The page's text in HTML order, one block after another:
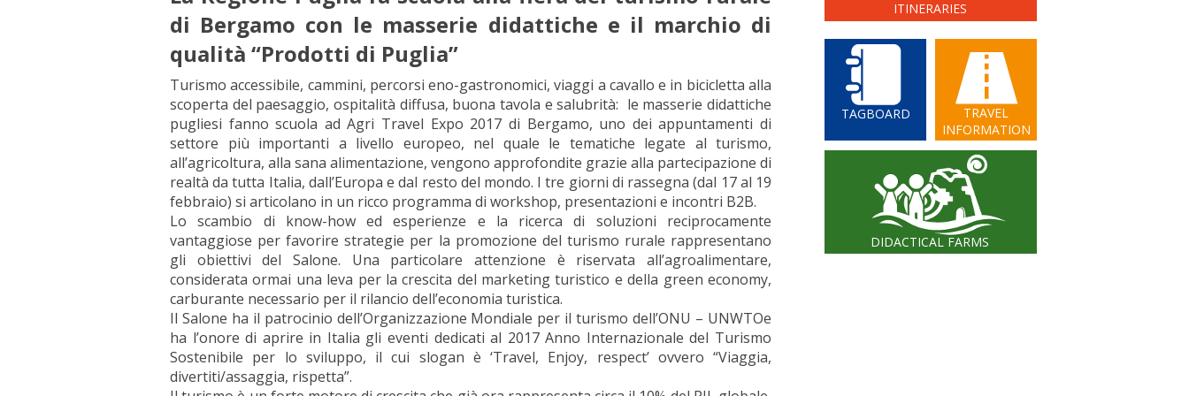
di Bergamo con le masserie didattiche e il marchio di
qualità “Prodotti di Puglia”
Turismo accessibile, cammini, percorsi eno-gastronomici, viaggi a cavallo e in bicicletta alla
scoperta del paesaggio, ospitalità diffusa, buona tavola e salubrità: le masserie didattiche
pugliesi fanno scuola ad Agri Travel Expo 2017 di Bergamo, uno dei appuntamenti di
settore più importanti a livello europeo, nel quale le tematiche legate al turismo,
all’agricoltura, alla sana alimentazione, vengono approfondite grazie alla partecipazione di
realtà da tutta Italia, dall’Europa e dal resto del mondo. I tre giorni di rassegna (dal 17 al 19
febbraio) si articolano in un ricco programma di workshop, presentazioni e incontri B2B.
Lo scambio di know-how ed esperienze e la ricerca di soluzioni reciprocamente
vantaggiose per favorire strategie per la promozione del turismo rurale rappresentano
gli obiettivi del Salone. Una particolare attenzione è riservata all’agroalimentare,
considerata ormai una leva per la crescita del marketing turistico e della green economy,
carburante necessario per il rilancio dell’economia turistica.
Il Salone ha il patrocinio dell’Organizzazione Mondiale per il turismo dell’ONU – UNWTOe
ha l’onore di aprire in Italia gli eventi dedicati al 2017 Anno Internazionale del Turismo
Sostenibile per lo sviluppo, il cui slogan è ‘Travel, Enjoy, respect’ ovvero “Viaggia,
divertiti/assaggia, rispetta”.
ITINERARIES
TRAVEL
INFORMATION
TAGBOARD
DIDACTICAL FARMS